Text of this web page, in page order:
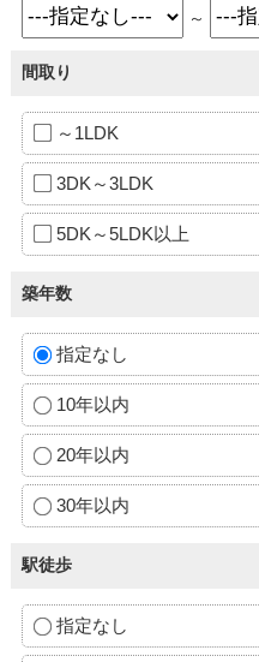
～
間取り
～1LDK
3DK～3LDK
5DK～5LDK以上
築年数
指定なし
10年以内
20年以内
30年以内
駅徒歩
指定なし